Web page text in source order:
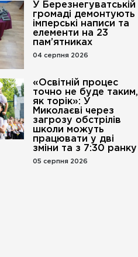
У Березнегуватській
громаді демонтують
імперські написи та
елементи на 23
пам’ятниках
04 серпня 2026
«Освітній процес
точно не буде таким,
як торік»: У
Миколаєві через
загрозу обстрілів
школи можуть
працювати у дві
зміни та з 7:30 ранку
05 серпня 2026